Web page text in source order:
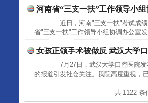
河南省“三支一扶”工作领导小
近日，河南"三支一扶"考试成绩
省"三支一扶"工作领导小组协调办公室
女孩正颌手术被做反 武汉大学
7月27日，武汉大学口腔医院发
的报道引发社会关注。我院高度重视，
共 1122 条